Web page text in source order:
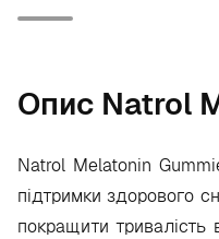
Опис Natrol
Natrol Melatonin
підтримки здорового
покращити тривалість